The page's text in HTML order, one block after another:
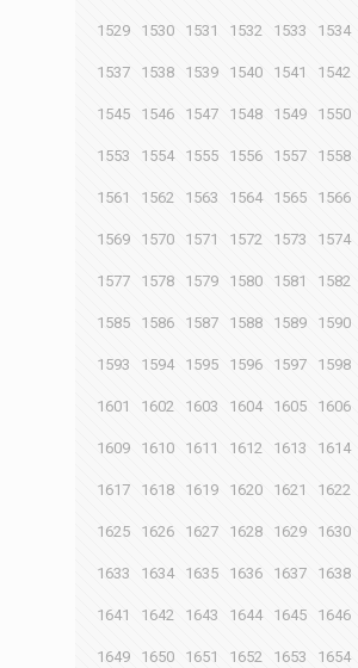
1529 1530 1531 1532 1533 1534
1537 1538 1539 1540 1541 1542
1545 1546 1547 1548 1549 1550
1553 1554 1555 1556 1557 1558
1561 1562 1563 1564 1565 1566
1569 1570 1571 1572 1573 1574
1577 1578 1579 1580 1581 1582
1585 1586 1587 1588 1589 1590
1593 1594 1595 1596 1597 1598
1601 1602 1603 1604 1605 1606
1609 1610 1611 1612 1613 1614
1617 1618 1619 1620 1621 1622
1625 1626 1627 1628 1629 1630
1633 1634 1635 1636 1637 1638
1641 1642 1643 1644 1645 1646
1649 1650 1651 1652 1653 1654